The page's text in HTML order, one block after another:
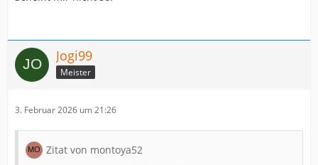
Jogi99
Meister
3. Februar 2026 um 21:26
Zitat von montoya52